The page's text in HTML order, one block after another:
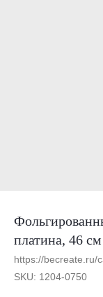
платина, 46 см
https://becreate.ru/
SKU: 1204-0750